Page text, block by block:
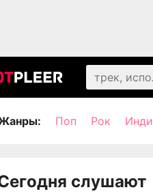
Поп Рок Инди
слушают